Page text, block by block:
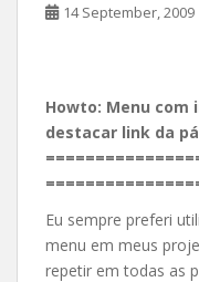
14 September, 2009
Howto: Menu com
destacar link da
Eu sempre preferi
menu em meus
repetir em todas as